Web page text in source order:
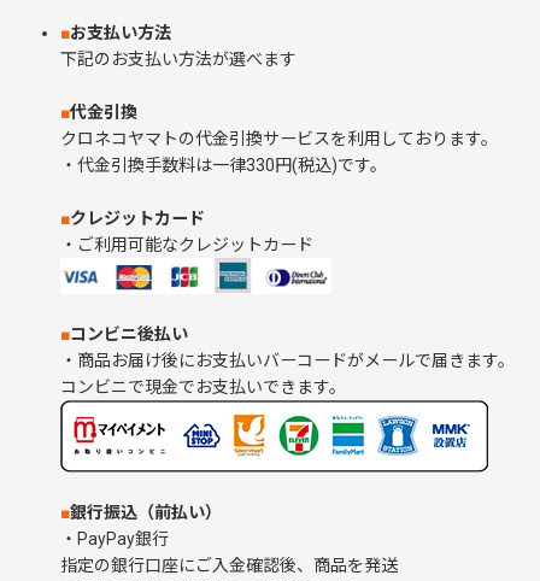
■お支払い方法
下記のお支払い方法が選べます
■代金引換
クロネコヤマトの代金引換サービスを利用しております。
・代金引換手数料は一律330円(税込)です。
■クレジットカード
・ご利用可能なクレジットカード
■コンビニ後払い
・商品お届け後にお支払いバーコードがメールで届きます。
コンビニで現金でお支払いできます。
■銀行振込（前払い）
・PayPay銀行
指定の銀行口座にご入金確認後、商品を発送